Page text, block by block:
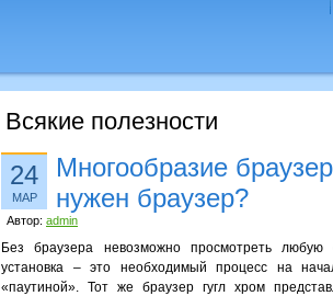
Всякие полезности
24
МАР
Многообразие
нужен браузер?
Автор: admin
Без браузера невозможно просмотреть любую
установка – это необходимый процесс на
«паутиной». Тот же браузер гугл хром